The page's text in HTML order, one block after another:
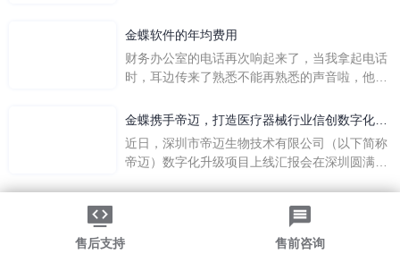
售后支持 售前咨询
下简称“金蝶”）在辽宁沈阳签署战略合作协议。
营管控平台，从而实现公司产研一体化、业财一
体化，提升公司整体业务水平。
金蝶软件的年均费用
财务办公室的电话再次响起来了，当我拿起电话
时，耳边传来了熟悉不能再熟悉的声音啦，他就
软件过程中遇到任何问题，我都可以获得金蝶服
一年的使用时间已经到了。我们公司用的是金蝶
KIS系列的标准版，一年的服务费是1000元/年。
刚看到这个1000元这个数字的时候，你是不是也
觉得有点高了，但是在一年的使用的过程中还有
金蝶后台提供人工服务价值来说，我们还是很划
算的。所以每年对金蝶软件的采购已经成为我们
金蝶携手帝迈，打造医疗器械行业信创数字化标
杆
近日，深圳市帝迈生物技术有限公司（以下简称
帝迈）数字化升级项目上线汇报会在深圳圆满召
©2026金蝶软件（中国）有限公司
粤ICP备05041751号
粤公网安备 44030502002324号